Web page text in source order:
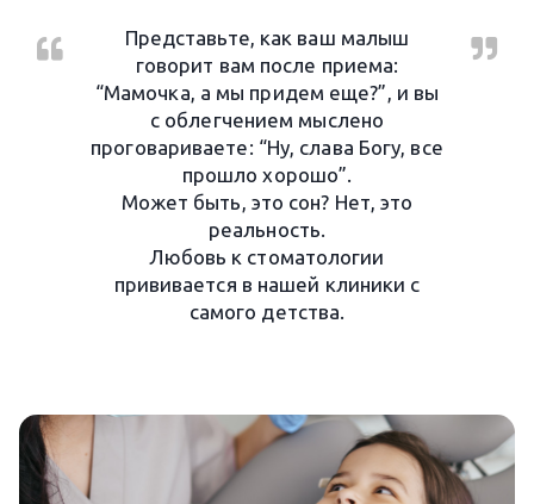
Представьте, как ваш малыш
говорит вам после приема:
“Мамочка, а мы придем еще?”, и вы
с облегчением мыслено
проговариваете: “Ну, слава Богу, все
прошло хорошо”.
Может быть, это сон? Нет, это
реальность.
Любовь к стоматологии
прививается в нашей клиники c
самого детства.